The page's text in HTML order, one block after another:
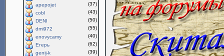
apepojet
(37)
cobl
(43)
DENI
(50)
dmi972
(55)
enovycamy
(40)
Егерь
(62)
genij-k
(39)